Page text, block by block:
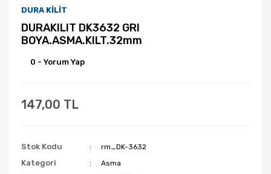
DURA KİLİT
DURAKILIT DK3632 GRI
BOYA.ASMA.KILT.32mm
0 - Yorum Yap
147,00 TL
Stok Kodu rm_DK-3632
Kategori Asma